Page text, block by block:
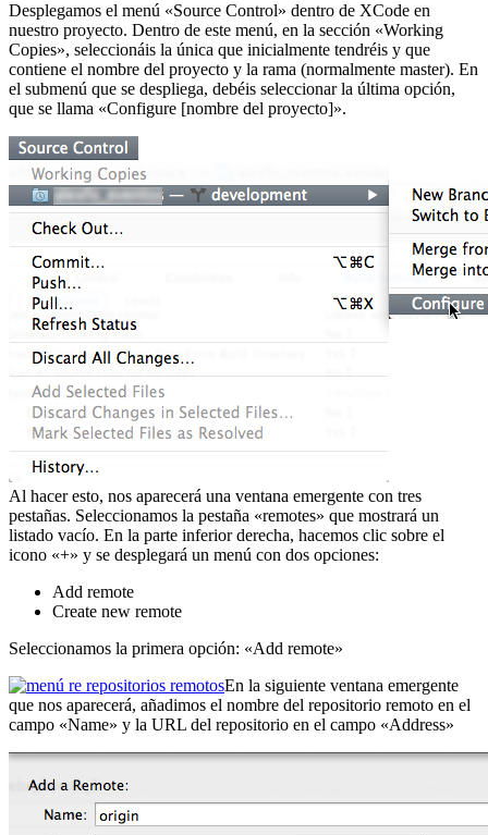
Desplegamos el menú «Source Control» dentro de XCode en
nuestro proyecto. Dentro de este menú, en la sección «Working
Copies», seleccionáis la única que inicialmente tendréis y que
contiene el nombre del proyecto y la rama (normalmente master). En
el submenú que se despliega, debéis seleccionar la última opción,
que se llama «Configure [nombre del proyecto]».
Al hacer esto, nos aparecerá una ventana emergente con tres
pestañas. Seleccionamos la pestaña «remotes» que mostrará un
listado vacío. En la parte inferior derecha, hacemos clic sobre el
icono «+» y se desplegará un menú con dos opciones:
Add remote
Create new remote
Seleccionamos la primera opción: «Add remote»
En la siguiente ventana emergente
que nos aparecerá, añadimos el nombre del repositorio remoto en el
campo «Name» y la URL del repositorio en el campo «Address»